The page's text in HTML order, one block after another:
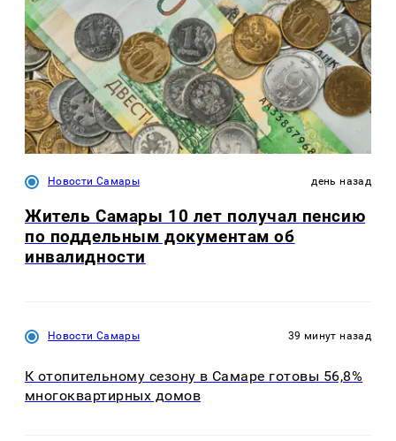
Новости Самары день назад
Житель Самары 10 лет получал пенсию
по поддельным документам об
инвалидности
Новости Самары 39 минут назад
К отопительному сезону в Самаре готовы 56,8%
многоквартирных домов